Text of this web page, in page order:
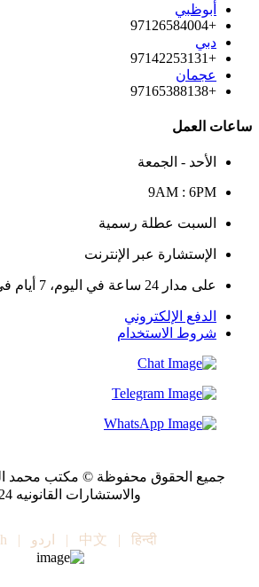
أبوظبي
+97126584004
دبي
+97142253131
عجمان
+97165388138
ساعات العمل
الأحد - الجمعة
9AM : 6PM
السبت عطلة رسمية
الإستشارة عبر الإنترنت
على مدار 24 ساعة في اليوم، 7 أيام في الأسبوع
الدفع الإلكتروني
شروط الاستخدام
جميع الحقوق محفوظة © مكتب محمد
والاستشارات القانونيه 2024.
中文 | हिन्दी
| اردو |